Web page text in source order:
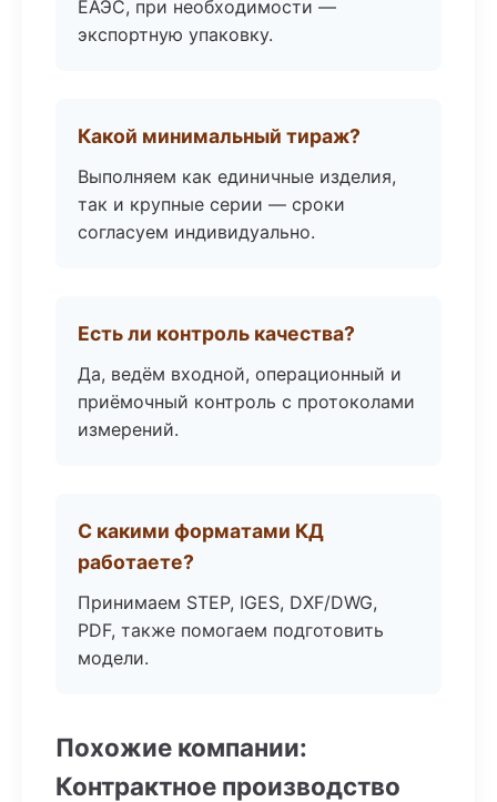
ЕАЭС, при необходимости —
экспортную упаковку.
Какой минимальный тираж?
Выполняем как единичные изделия,
так и крупные серии — сроки
согласуем индивидуально.
Есть ли контроль качества?
Да, ведём входной, операционный и
приёмочный контроль с протоколами
измерений.
С какими форматами КД
работаете?
Принимаем STEP, IGES, DXF/DWG,
PDF, также помогаем подготовить
модели.
Похожие компании:
Контрактное производство